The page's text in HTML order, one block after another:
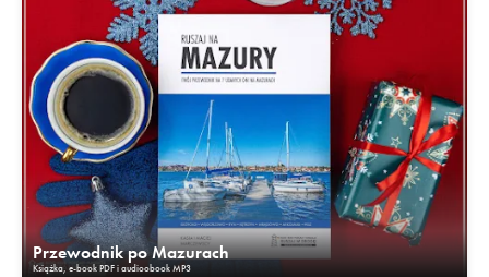
Przewodnik po Mazurach
Książka, e-book PDF i audioobook MP3